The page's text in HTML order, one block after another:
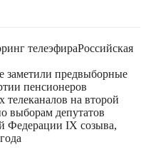
телеэфираРоссийская
заметили предвыборные
пенсионеров
на второй
выборам депутатов
Федерации IX созыва,